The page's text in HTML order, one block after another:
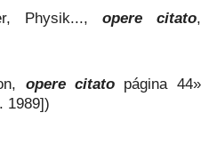
Physik..., opere citato,
opere citato página 44»
1989])